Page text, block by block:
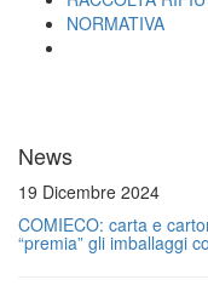
NORMATIVA
News
19 Dicembre 2024
COMIECO: carta e
“premia” gli imballaggi